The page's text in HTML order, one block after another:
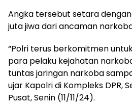
Angka tersebut setara
juta jiwa dari ancaman
“Polri terus berkomitmen
para pelaku kejahatan
tuntas jaringan narkoba
ujar Kapolri di Kompleks DPR,
Pusat, Senin (11/11/24).